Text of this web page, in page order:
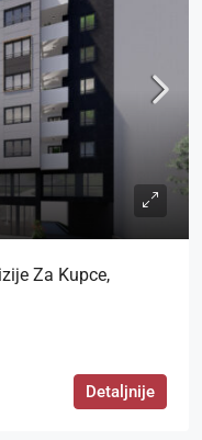
Za Kupce,
Detaljnije